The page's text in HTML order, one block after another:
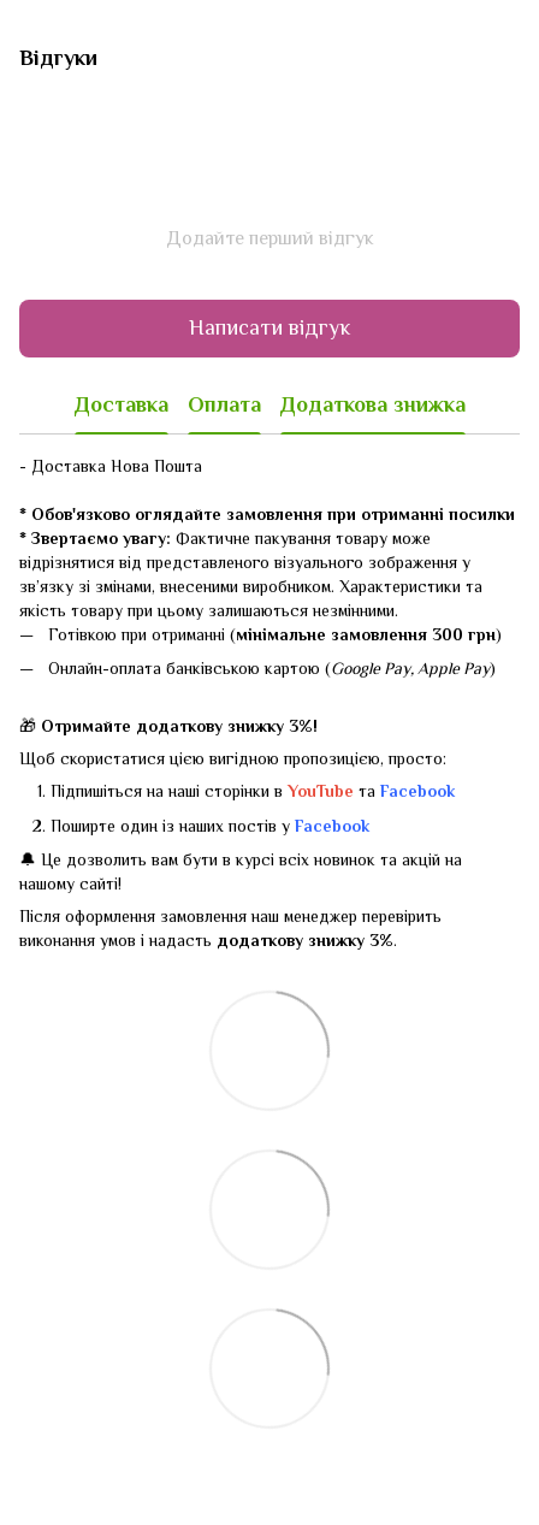
Відгуки
Додайте перший відгук
Написати відгук
Доставка Оплата Додаткова знижка
- Доставка Нова Пошта
* Обов'язково оглядайте замовлення при отриманні посилки
* Звертаємо увагу: Фактичне пакування товару може
відрізнятися від представленого візуального зображення у
зв’язку зі змінами, внесеними виробником. Характеристики та
якість товару при цьому залишаються незмінними.
Готівкою при отриманні (мінімальне замовлення 300 грн)
Онлайн-оплата банківською картою (Google Pay, Apple Pay)
🎁 Отримайте додаткову знижку 3%!
Щоб скористатися цією вигідною пропозицією, просто:
Підпишіться на наші сторінки вYouTube та Facebook
Поширте один із наших постів у Facebook
🔔 Це дозволить вам бути в курсі всіх новинок та акцій на
нашому сайті!
Після оформлення замовлення наш менеджер перевірить
виконання умов і надасть додаткову знижку 3%.